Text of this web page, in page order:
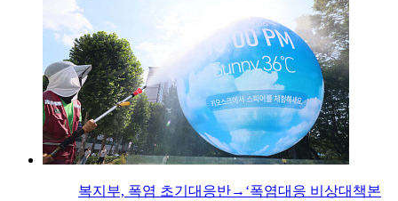
복지부, 폭염 초기대응반→‘폭염대응 비상대책본